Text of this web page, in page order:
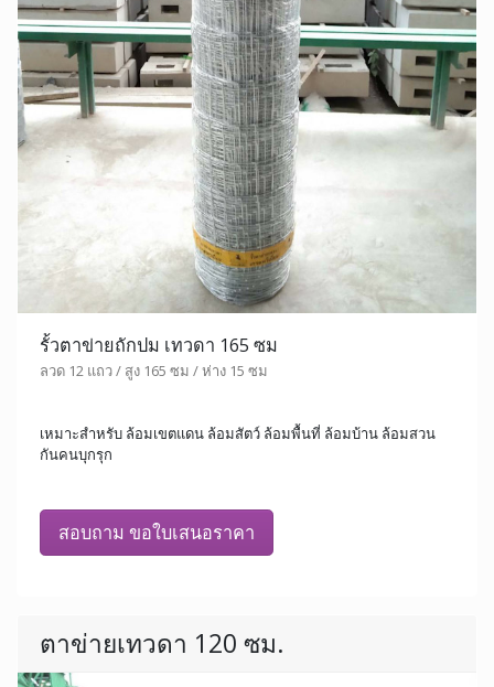
รั้วตาข่ายถักปม เทวดา 165 ซม
ลวด 12 แถว / สูง 165 ซม / ห่าง 15 ซม
เหมาะสำหรับ ล้อมเขตแดน ล้อมสัตว์ ล้อมพื้นที่ ล้อมบ้าน ล้อมสวน
กันคนบุกรุก
สอบถาม ขอใบเสนอราคา
ตาข่ายเทวดา 120 ซม.